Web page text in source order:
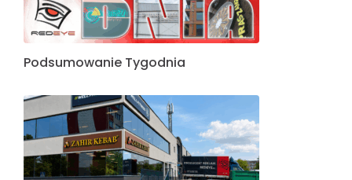
Podsumowanie Tygodnia